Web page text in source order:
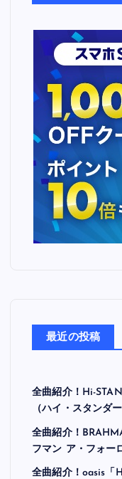
最近の投稿
全曲紹介！Hi-
（ハイ・スタンダ
全曲紹介！
フマン ア・フォー
全曲紹介！oasis「